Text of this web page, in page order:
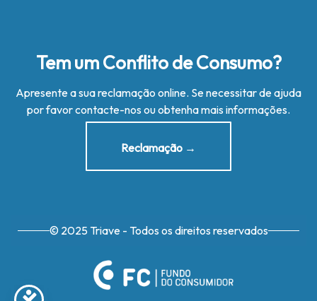
Tem um Conflito de Consumo?
Apresente a sua reclamação online. Se necessitar de ajuda
por favor contacte-nos ou obtenha mais informações.
Reclamação →
© 2025 Triave - Todos os direitos reservados